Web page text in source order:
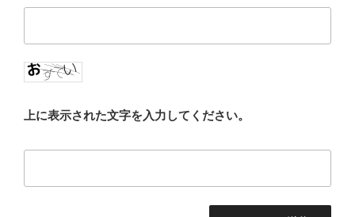
上に表示された文字を入力してください。